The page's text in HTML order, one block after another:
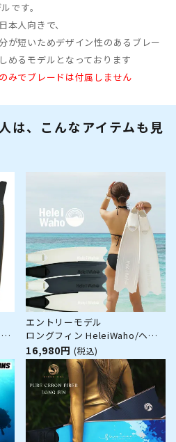
です。
人向きで、
が短いためデザイン性のあるブレー
めるモデルとなっております
みでブレードは付属しません
は、こんなアイテムも見
ン
り
エントリーモデル
ロングフィン HeleiWaho/ヘレ
イワホ kanani カナニ スキンダ
イビング フリーダイビング スピ
アフィッシング
16,980円 (税込)